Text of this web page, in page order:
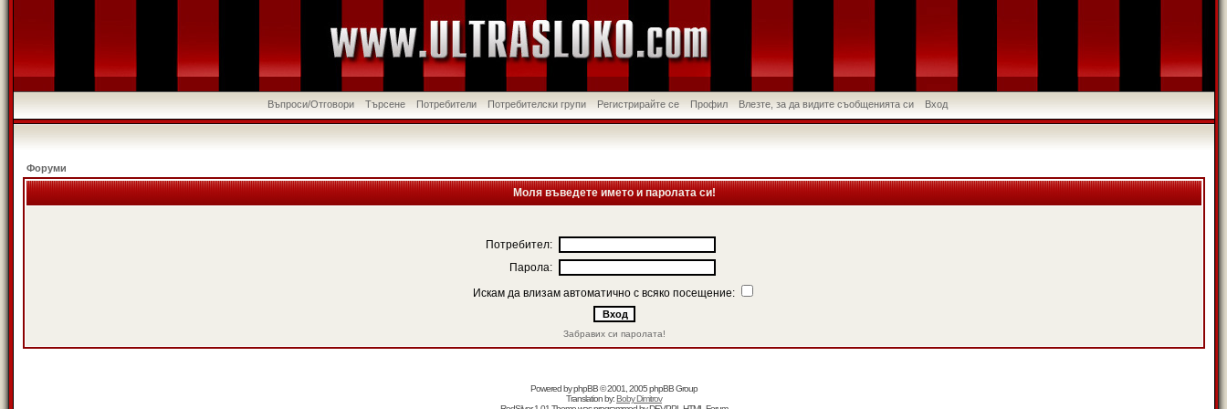
Въпроси/Отговори Търсене Потребители Потребителски групи Регистрирайте се Профил Влезте, за да видите съобщенията си Вход
Форуми
Моля въведете името и паролата си!
Потребител:
Парола:
Искам да влизам автоматично с всяко посещение:
Забравих си паролата!
Powered byphpBB© 2001, 2005 phpBB Group
Translation by:Boby Dimitrov